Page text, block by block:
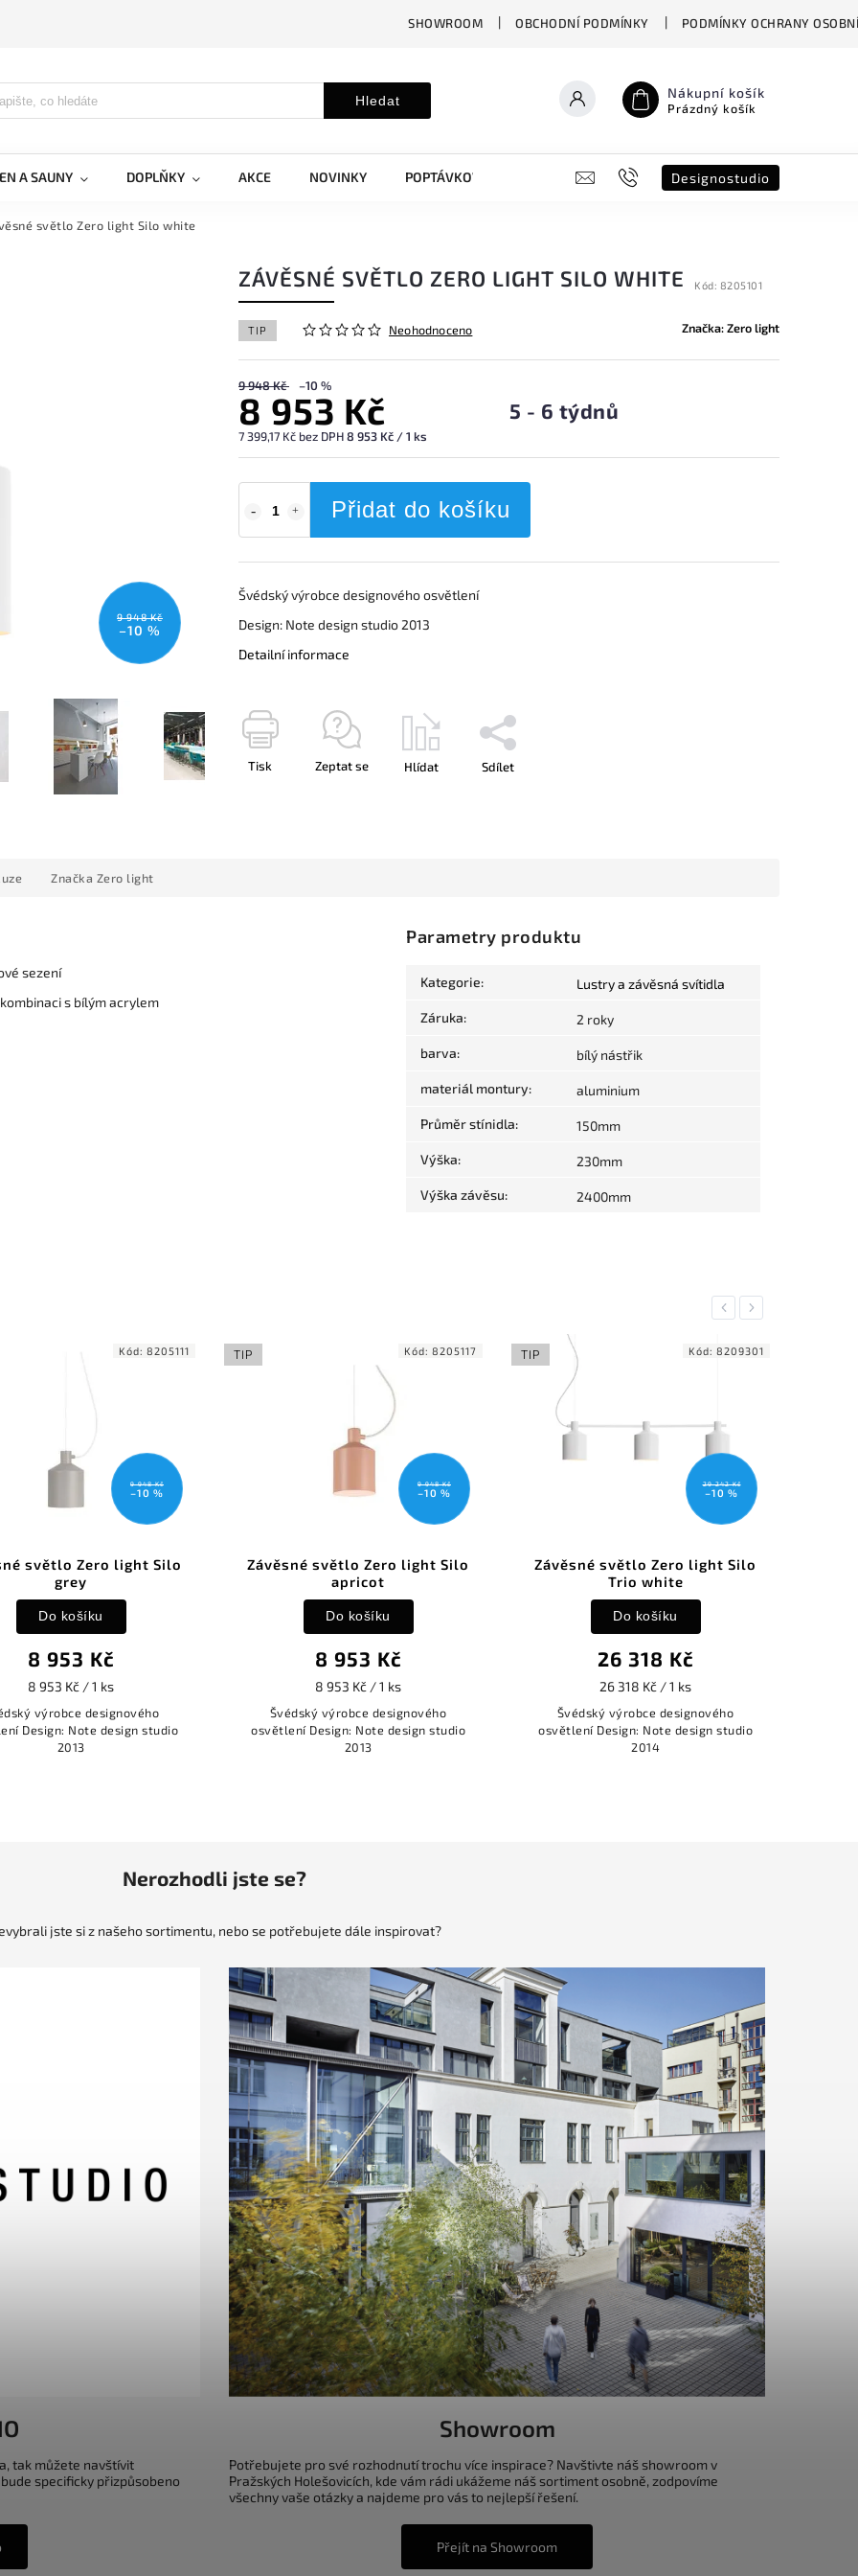
SHOWROOM OBCHODNÍ PODMÍNKY PODMÍNKY OCHRANY
Hledat Nákupní košík
Prázdný košík
A SAUNY DOPLŇKY AKCE NOVINKY POPTÁVKOVÝ FORMULÁŘ B2B SHOWROOM
Designostudio
světlo Zero light Silo white
9 948 Kč
–10 %
ZÁVĚSNÉ SVĚTLO ZERO LIGHT SILO WHITE Kód: 8205101
TIP Neohodnoceno Značka:Zero light
9 948 Kč –10 %
8 953 Kč
7 399,17 Kč bez DPH8 953 Kč / 1 ks
5 - 6 týdnů
Přidat do košíku
Švédský výrobce designového osvětlení
Design: Note design studio 2013
Detailní informace
Tisk Zeptat se Hlídat Sdílet
Značka Zero light
sezení
s bílým acrylem
Parametry produktu
Kategorie: Lustry a závěsná svítidla
Záruka: 2 roky
barva: bílý nástřik
materiál montury: aluminium
Průměr stínidla: 150mm
Výška: 230mm
Výška závěsu: 2400mm
Previous
Silo
studio
TIP
Závěsné světlo Zero light Silo
Švédský výrobce designového
osvětlení Design: Note design studio
TIP
Závěsné světlo Zero light Silo
Švédský výrobce designového
osvětlení Design: Note design studio
Kód: TIP
Stojací kovová
Švédský výrobce
osvětlení Design: Note
Next
Nerozhodli jste se?
jste si z našeho sortimentu, nebo se potřebujete dále inspirovat?
tak můžete navštívit
specificky přizpůsobeno
Showroom
Potřebujete pro své rozhodnutí trochu více inspirace? Navštivte náš showroom v
Pražských Holešovicích, kde vám rádi ukážeme náš sortiment osobně, zodpovíme
všechny vaše otázky a najdeme pro vás to nejlepší řešení.
Přejít na Showroom